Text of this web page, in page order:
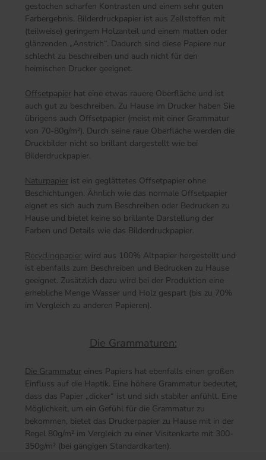
gestochen scharfen Kontrasten und einem sehr guten
Farbergebnis. Bilderdruckpapier ist aus Zellstoffen mit
(teilweise) geringem Holzanteil und einem matten oder
glänzenden „Anstrich“. Dadurch sind diese Papiere nur
schlecht zu beschreiben und auch nicht für den
heimischen Drucker geeignet.
Offsetpapier hat eine etwas rauere Oberfläche und ist
auch gut zu beschreiben. Zu Hause im Drucker haben Sie
übrigens auch Offsetpapier (meist mit einer Grammatur
von 70-80g/m²). Durch seine raue Oberfläche werden die
Druckbilder nicht so brillant dargestellt wie bei
Bilderdruckpapier.
Naturpapier ist ein geglättetes Offsetpapier ohne
Beschichtungen. Ähnlich wie das normale Offsetpapier
eignet es sich auch zum Beschreiben oder Bedrucken zu
Hause und bietet keine so brillante Darstellung der
Farben und Details wie das Bilderdruckpapier.
Recyclingpapier wird aus 100% Altpapier hergestellt und
ist ebenfalls zum Beschreiben und Bedrucken zu Hause
geeignet. Zusätzlich dazu wird bei der Produktion eine
erhebliche Menge Wasser und Holz gespart (bis zu 70%
im Vergleich zu anderen Papieren).
Die Grammaturen:
Die Grammatur eines Papiers hat ebenfalls einen großen
Einfluss auf die Haptik. Eine höhere Grammatur bedeutet,
dass das Papier „dicker“ ist und sich stabiler anfühlt. Eine
Möglichkeit, um ein Gefühl für die Grammatur zu
bekommen, bietet das Druckerpapier zu Hause mit in der
Regel 80g/m² im Vergleich zu einer Visitenkarte mit 300-
350g/m² (bei gängigen Standardkarten).